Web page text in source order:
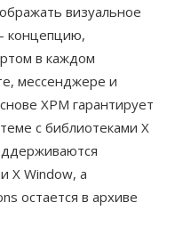
визуальное
концепцию,
в каждом
мессенджере и
XPM гарантирует
с библиотеками X
X Window, а
остается в архиве